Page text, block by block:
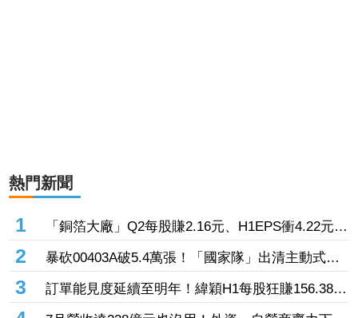
熱門新聞
1
「銅箔大廠」Q2每股賺2.16元、H1EPS衝4.22元
7月營收再報捷、迎年月雙增
2
暴砍00403A破5.4萬張！「國家隊」出清主動式三
本柱7萬張 重量級正2、0050全中刀撤資15億